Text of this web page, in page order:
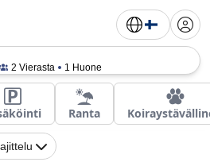
2 Vierasta 1 Huone
Ranta